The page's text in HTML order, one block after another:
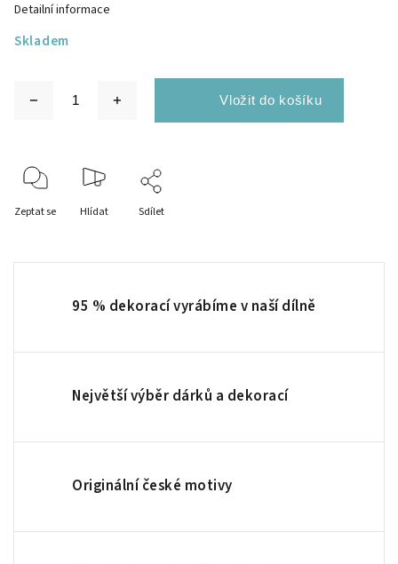
Skladem
Detailní informace
Zeptat se Hlídat Sdílet
95 % dekorací vyrábíme v naší dílně
Největší výběr dárků a dekorací
Originální české motivy